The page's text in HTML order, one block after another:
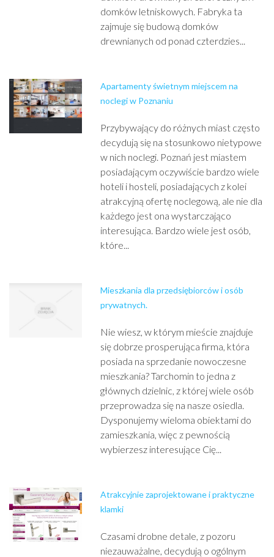
domków letniskowych. Fabryka ta
zajmuje się budową domków
drewnianych od ponad czterdzies...
Apartamenty świetnym miejscem na
noclegi w Poznaniu
Przybywający do różnych miast często
decydują się na stosunkowo nietypowe
w nich noclegi. Poznań jest miastem
posiadającym oczywiście bardzo wiele
hoteli i hosteli, posiadających z kolei
atrakcyjną ofertę noclegową, ale nie dla
każdego jest ona wystarczająco
interesująca. Bardzo wiele jest osób,
które...
Mieszkania dla przedsiębiorców i osób
prywatnych.
Nie wiesz, w którym mieście znajduje
się dobrze prosperująca firma, która
posiada na sprzedanie nowoczesne
mieszkania? Tarchomin to jedna z
głównych dzielnic, z której wiele osób
przeprowadza się na nasze osiedla.
Dysponujemy wieloma obiektami do
zamieszkania, więc z pewnością
wybierzesz interesujące Cię...
Atrakcyjnie zaprojektowane i praktyczne
klamki
Czasami drobne detale, z pozoru
niezauważalne, decydują o ogólnym